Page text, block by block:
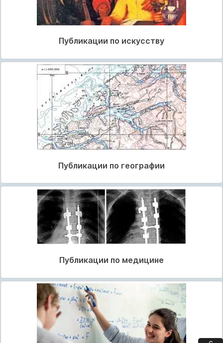
Публикации по искусству
Публикации по географии
Публикации по медицине